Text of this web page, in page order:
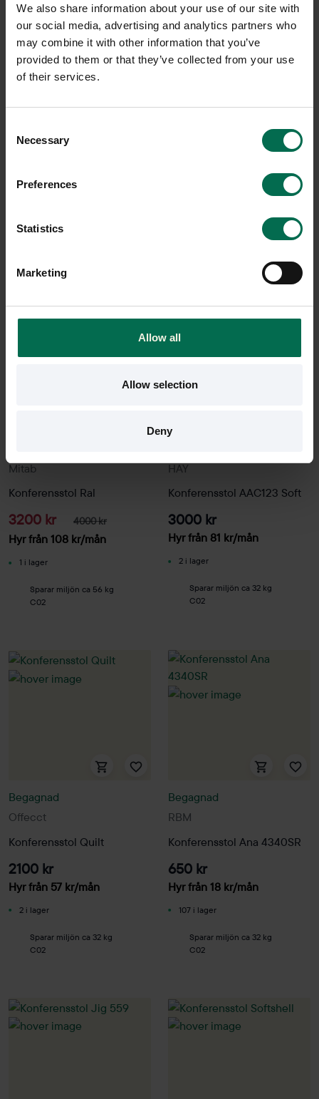
We also share information about your use of our site with
our social media, advertising and analytics partners who
may combine it with other information that you’ve
provided to them or that they’ve collected from your use
of their services.
Selection
Necessary
Preferences
Statistics
Marketing
Allow all
Allow selection
Deny
Konferensstol Plus 375T
Hyr från53kr/mån
Konferensstol AAC22
Sparar miljön ca 32 kg
-20%
Mitab
Konferensstol Ral
3200 kr 4000 kr
Hyr från 108 kr/mån
1 i lager
Sparar miljön ca 56 kg
C02
HAY
Konferensstol AAC123 Soft
3000 kr
Hyr från 81 kr/mån
2 i lager
Sparar miljön ca 32 kg
C02
Offecct
Begagnad
Konferensstol Quilt
2100 kr
Hyr från 57 kr/mån
2 i lager
Sparar miljön ca 32 kg
C02
RBM
Begagnad
Konferensstol Ana 4340SR
650 kr
Hyr från 18 kr/mån
107 i lager
Sparar miljön ca 32 kg
C02